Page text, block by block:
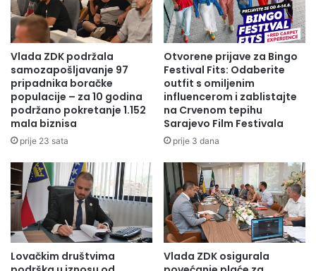
medalje:
Zlatna – preko 130,00 poena
Sreberena od 115,00 do 129,99 poena i
Bronzana 105 do 114,99 poena )
Kada su kljove kod Vepra ( Sus scrofaL.) u pitanju mjere se:
– Dužina sjekača
– Širina sjekača
– Obim brusača
Vlada ZDK podržala
samozapošljavanje 97
pripadnika boračke
populacije – za 10 godina
podržano pokretanje 1.152
mala biznisa
prije 23 sata
Otvorene prijave za Bingo
Festival Fits: Odaberite
outfit s omiljenim
influencerom i zablistajte
na Crvenom tepihu
Sarajevo Film Festivala
prije 3 dana
Lovačkim društvima
Vlada ZDK osigurala